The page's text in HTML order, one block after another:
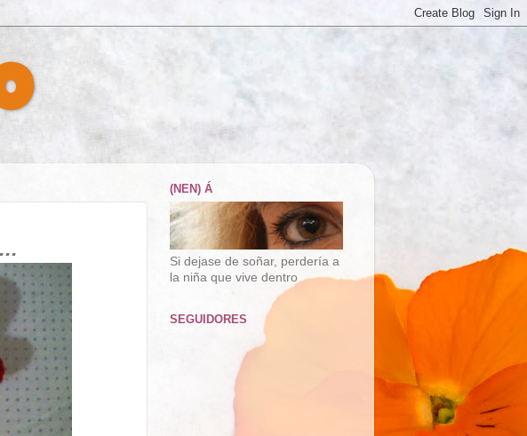
(NEN) Á
Si dejase de soñar, perdería a
la niña que vive dentro
SEGUIDORES